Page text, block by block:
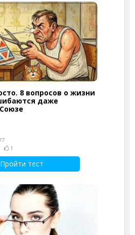
8 вопросов о жизни
даже
1
Пройти тест